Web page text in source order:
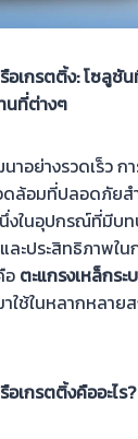
อเกรตติ้ง: โซลูชั
นที่ต่างๆ
อย่างรวดเร็ว ก
ดล้อมที่ปลอดภัย
งในอุปกรณ์ที่มีบ
ะประสิทธิภาพใน
อ ตะแกรงเหล็กระ
ใช้ในหลากหลาย
อเกรตติ้งคืออะไร?